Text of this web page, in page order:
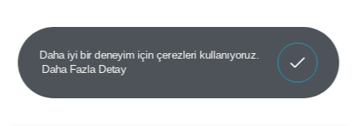
Daha iyi bir deneyim için çerezleri kullanıyoruz.
Daha Fazla Detay
Anladım!